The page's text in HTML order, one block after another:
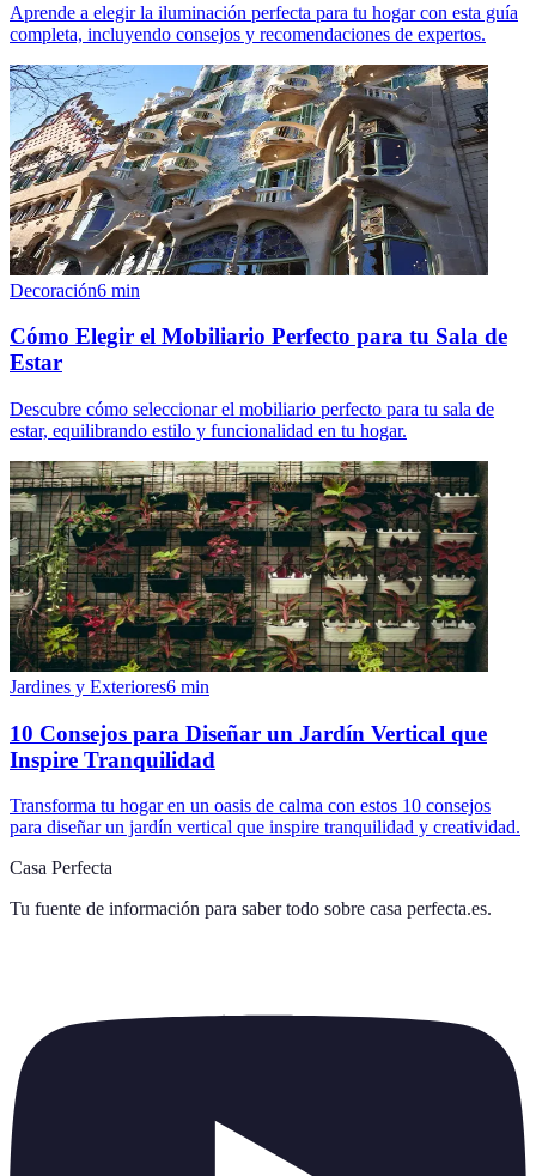
Aprende a elegir la iluminación perfecta para tu hogar con esta guía
completa, incluyendo consejos y recomendaciones de expertos.
Decoración6 min
Cómo Elegir el Mobiliario Perfecto para tu Sala de
Estar
Descubre cómo seleccionar el mobiliario perfecto para tu sala de
estar, equilibrando estilo y funcionalidad en tu hogar.
Jardines y Exteriores6 min
10 Consejos para Diseñar un Jardín Vertical que
Inspire Tranquilidad
Transforma tu hogar en un oasis de calma con estos 10 consejos
para diseñar un jardín vertical que inspire tranquilidad y creatividad.
Casa Perfecta
Tu fuente de información para saber todo sobre casa perfecta.es.